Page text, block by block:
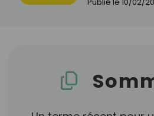
Publié le 10/02/